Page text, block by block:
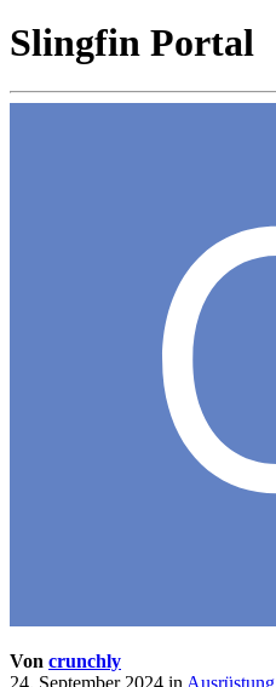
Slingfin Portal
Von crunchly